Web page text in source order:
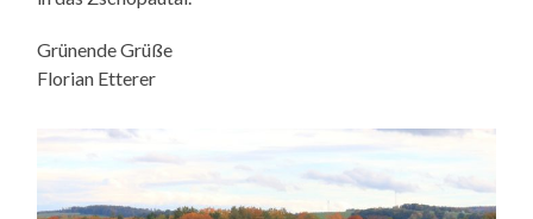
Grünende Grüße
Florian Etterer